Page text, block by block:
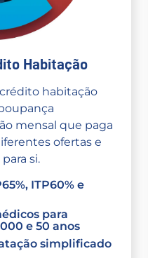
Habitação
habitação
mensal que paga
ofertas e
si.
ITP60% e
para
e 50 anos
simplificado